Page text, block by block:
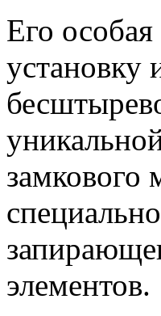
Его
установку
замкового
элементов.